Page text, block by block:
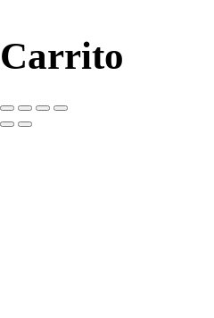
Carrito